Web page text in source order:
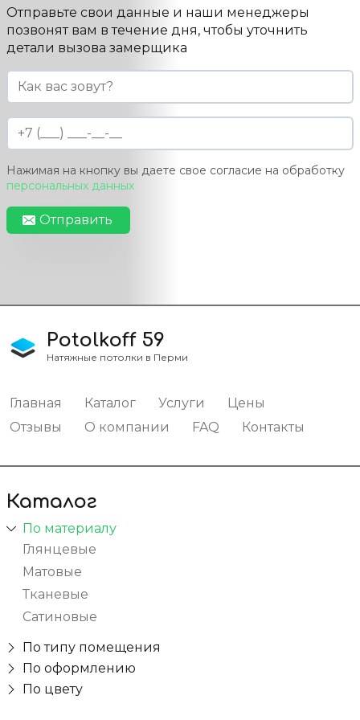
Отправьте свои данные и наши менеджеры
позвонят вам в течение дня, чтобы уточнить
детали вызова замерщика
Нажимая на кнопку вы даете свое согласие на обработку
персональных данных
Отправить
Potolkoff 59
Натяжные потолки в Перми
Главная Каталог Услуги
Цены
Отзывы
О компании FAQ Контакты
Каталог
По материалу
Глянцевые
Матовые
Тканевые
Сатиновые
По типу помещения
В спальню
Для дачи
По оформлению
Бесшовные
По цвету